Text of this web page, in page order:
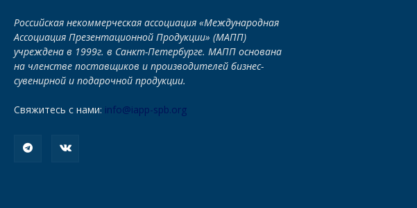
Российская некоммерческая ассоциация «Международная
Ассоциация Презентационной Продукции» (МАПП)
учреждена в 1999г. в Санкт-Петербурге. МАПП основана
на членстве поставщиков и производителей бизнес-
сувенирной и подарочной продукции.
Свяжитесь с нами: info@iapp-spb.org